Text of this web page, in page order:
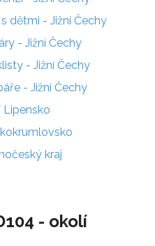
dětmi - Jižní Čechy
- Jižní Čechy
- Jižní Čechy
- Jižní Čechy
kraj
- okolí